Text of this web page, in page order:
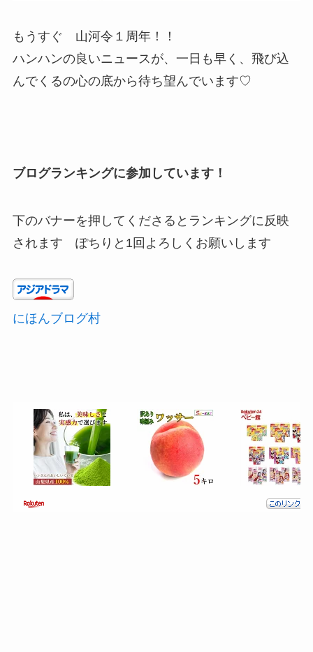
もうすぐ 山河令１周年！！
ハンハンの良いニュースが、一日も早く、飛び込
んでくるの心の底から待ち望んでいます♡
ブログランキングに参加しています！
下のバナーを押してくださるとランキングに反映
されます ぽちりと1回よろしくお願いします
にほんブログ村